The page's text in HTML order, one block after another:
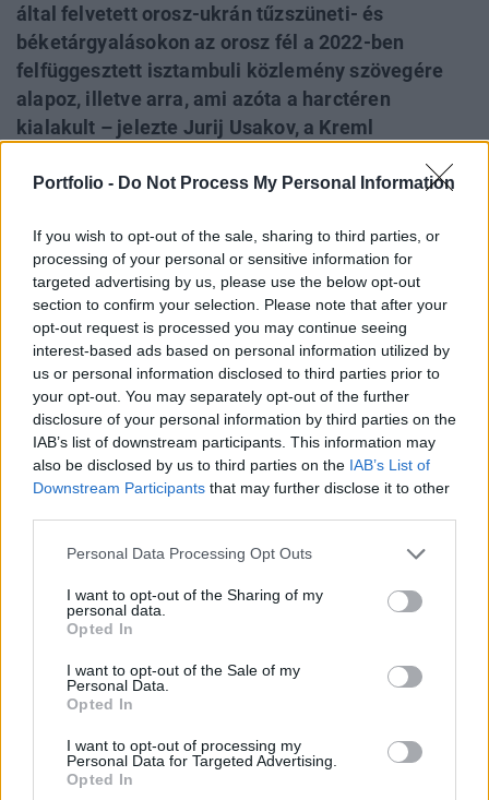
Portfolio - Do Not Process My Personal Information
If you wish to opt-out of the sale, sharing to third parties, or
processing of your personal or sensitive information for
targeted advertising by us, please use the below opt-out
section to confirm your selection. Please note that after your
opt-out request is processed you may continue seeing
interest-based ads based on personal information utilized by
us or personal information disclosed to third parties prior to
your opt-out. You may separately opt-out of the further
disclosure of your personal information by third parties on the
IAB’s list of downstream participants. This information may
also be disclosed by us to third parties on the IAB’s List of
Downstream Participants that may further disclose it to other
Personal Data Processing Opt Outs
I want to opt-out of the Sharing of my
personal data.
Opted In
I want to opt-out of the Sale of my
Personal Data.
Opted In
I want to opt-out of processing my
Personal Data for Targeted Advertising.
Opted In
által felvetett orosz-ukrán tűzszüneti- és
béketárgyalásokon az orosz fél a 2022-ben
felfüggesztett isztambuli közlemény szövegére
alapoz, illetve arra, ami azóta a harctéren
kialakult – jelezte Jurij Usakov, a Kreml
utal, hogy a Kreml továbbra is maximalista
újrainduló egyeztetésekre, azaz a lehető legtöbb
engedményt akarja kikényszeríteni az ukrán
félből.
Vlagyimir Putyin orosz elnök vasárnap
békemegbeszéléseket javasolt Ukrajnával, amelyek
figyelembe vennék a 2022-ben félbehagyott
megállapodástervezetet és azt a tényt, hogy Oroszország
jelenleg Ukrajna területének közel egyötödét ellenőrzi -
közölte a Kreml külpolitikai tanácsadója. Volodimir
Zelenszkij ukrán elnök üdvözölte a kezdeményezést, és
KEDVES OLVASÓNK!
A keresett cikk a portfolio.hu hírarchívumához
tartozik, melynek olvasása előfizetéses
regisztrációhoz kötött.
Portfolio.hu teljes cikkarchívum
Kötéslisták: BÉT elmúlt 2 év napon belüli